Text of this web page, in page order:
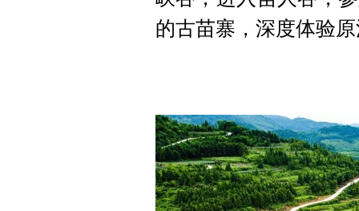
的古苗寨，深度体验